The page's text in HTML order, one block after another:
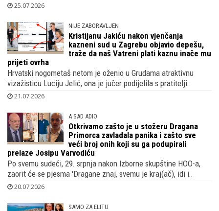
25.07.2026
NIJE ZABORAVLJEN
Kristijanu Jakiću nakon vjenčanja
kazneni sud u Zagrebu objavio depešu,
traže da naš Vatreni plati kaznu inače mu
prijeti ovrha
Hrvatski nogometaš netom je oženio u Grudama atraktivnu
vizažisticu Luciju Jelić, ona je jučer podijelila s pratitelji..
21.07.2026
A SAD ADIO
Otkrivamo zašto je u stožeru Dragana
Primorca zavladala panika i zašto sve
veći broj onih koji su ga podupirali
prelaze Josipu Varvodiću
Po svemu sudeći, 29. srpnja nakon Izborne skupštine HOO-a,
zaorit će se pjesma 'Dragane znaj, svemu je kraj(ač), idi i..
20.07.2026
SAMO ZA ELITU